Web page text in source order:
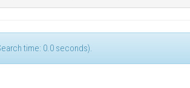
time: 0.0 seconds).